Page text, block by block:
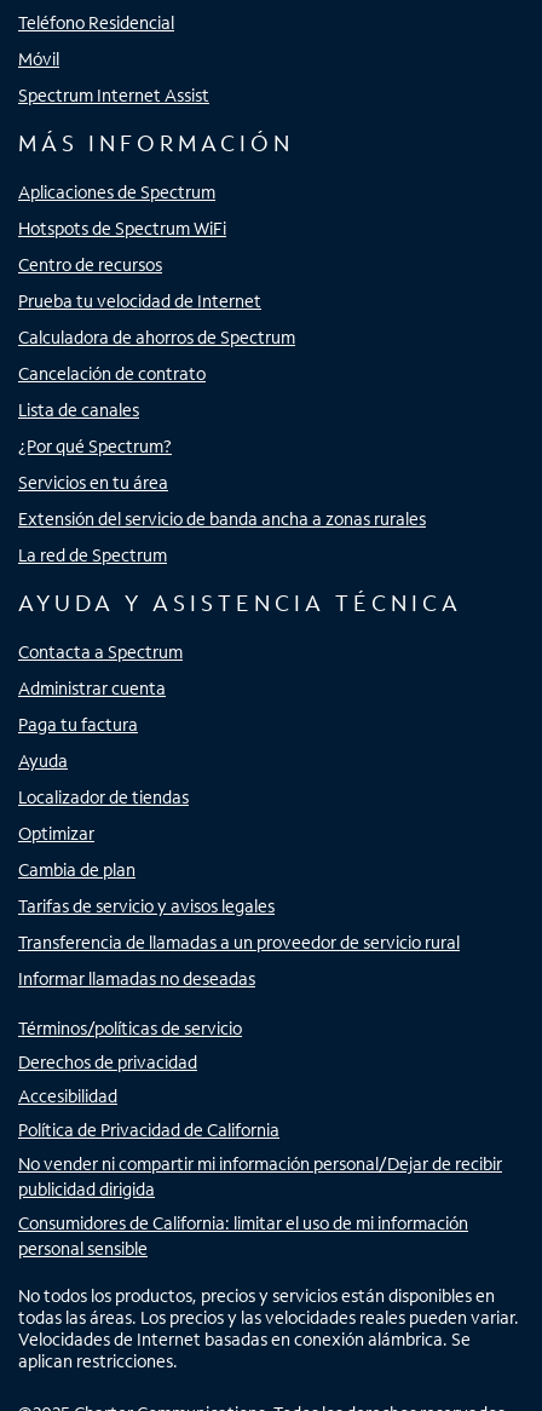
Teléfono Residencial
Móvil
Spectrum Internet Assist
MÁS INFORMACIÓN
Aplicaciones de Spectrum
Hotspots de Spectrum WiFi
Centro de recursos
Prueba tu velocidad de Internet
Calculadora de ahorros de Spectrum
Cancelación de contrato
Lista de canales
¿Por qué Spectrum?
Servicios en tu área
Extensión del servicio de banda ancha a zonas rurales
La red de Spectrum
AYUDA Y ASISTENCIA TÉCNICA
Contacta a Spectrum
Administrar cuenta
Paga tu factura
Ayuda
Localizador de tiendas
Optimizar
Cambia de plan
Tarifas de servicio y avisos legales
Transferencia de llamadas a un proveedor de servicio rural
Informar llamadas no deseadas
Términos/políticas de servicio
Derechos de privacidad
Accesibilidad
Política de Privacidad de California
No vender ni compartir mi información personal/Dejar de recibir
publicidad dirigida
Consumidores de California: limitar el uso de mi información
personal sensible
No todos los productos, precios y servicios están disponibles en
todas las áreas. Los precios y las velocidades reales pueden variar.
Velocidades de Internet basadas en conexión alámbrica. Se
aplican restricciones.